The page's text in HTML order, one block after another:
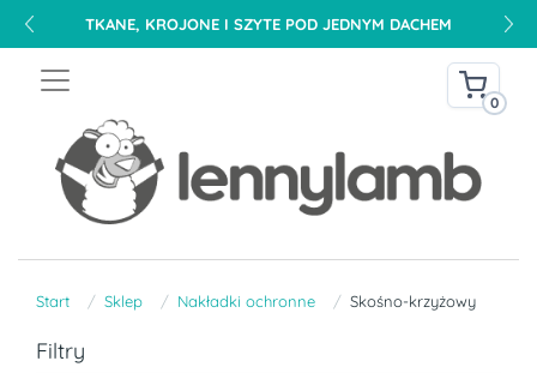
TKANE, KROJONE I SZYTE POD JEDNYM DACHEM
0
Start Sklep Nakładki ochronne Skośno-krzyżowy
Filtry